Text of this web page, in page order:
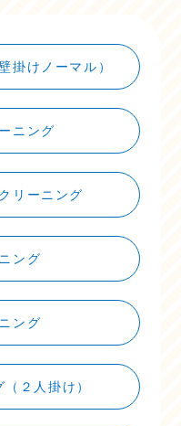
掛けノーマル）
ーニング
リーニング
ング
ング
２人掛け）